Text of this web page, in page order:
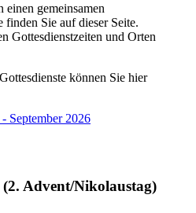
einen gemeinsamen
Sie auf dieser Seite.
Gottesdienstzeiten und Orten
können Sie hier
September 2026
Advent/Nikolaustag)